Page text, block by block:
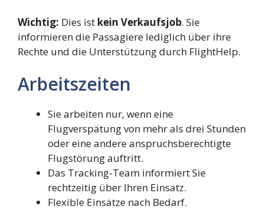
Wichtig: Dies ist kein Verkaufsjob. Sie
informieren die Passagiere lediglich über ihre
Rechte und die Unterstützung durch FlightHelp.
Arbeitszeiten
Sie arbeiten nur, wenn eine
Flugverspätung von mehr als drei Stunden
oder eine andere anspruchsberechtigte
Flugstörung auftritt.
Das Tracking-Team informiert Sie
rechtzeitig über Ihren Einsatz.
Flexible Einsätze nach Bedarf.